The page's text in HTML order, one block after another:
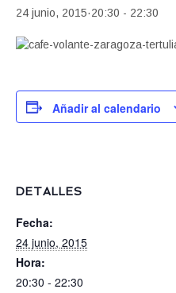
Restaurantes
Música
Varios
24 junio, 2015·20:30 - 22:30
Añadir al calendario
DETALLES
Fecha:
24 junio, 2015
Hora:
20:30 - 22:30